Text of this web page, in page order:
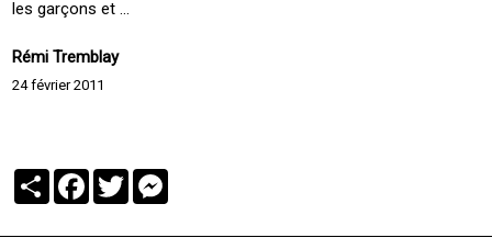
les garçons et ...
Rémi Tremblay
24 février 2011
PartagerFacebook
Twitter